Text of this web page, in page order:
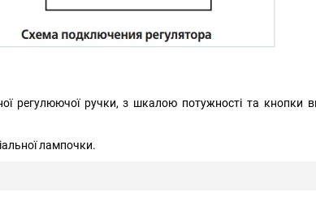
регулюючої ручки, з шкалою потужності та
лампочки.